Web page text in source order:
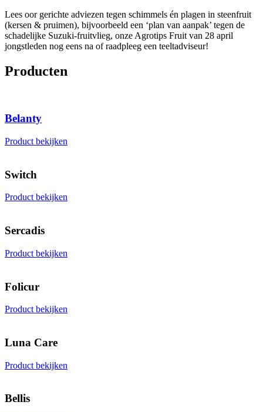
Lees oor gerichte adviezen tegen schimmels én plagen in steenfruit
(kersen & pruimen), bijvoorbeeld een ‘plan van aanpak’ tegen de
schadelijke Suzuki-fruitvlieg, onze Agrotips Fruit van 28 april
jongstleden nog eens na of raadpleeg een teeltadviseur!
Producten
Belanty
Product bekijken
Switch
Product bekijken
Sercadis
Product bekijken
Folicur
Product bekijken
Luna Care
Product bekijken
Bellis